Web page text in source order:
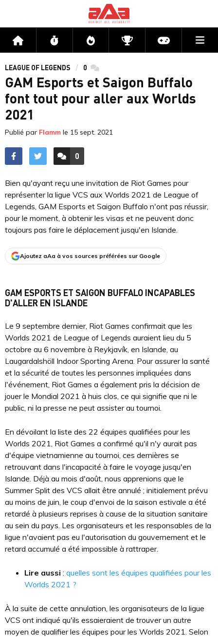
Accueil Flux Directs CompétitionsActu jeux
LEAGUE OF LEGENDS 0 commentaires
GAM Esports et Saigon Buffalo
font tout pour aller aux Worlds
2021
Publié par Flamm le 15 sept. 2021
ACCÉDER AUX
0
COMMENTAIRES
Bien qu'ayant reçu une invitation de Riot Games pour
représenter la ligue VCS aux Worlds 2021 de League of
Legends, GAM Esports et Saigon Buffalo n'ont pas réussir,
pour le moment, à obtenir les visas et ne peuvent donc
toujours pas faire le déplacement jusqu'en Islande.
Ajoutez aAa à vos sources préférées sur Google
GAM ESPORTS ET SAIGON BUFFALO INCAPABLES
D'ALLER EN ISLANDE
Le 9 septembre dernier, Riot Games confirmait que les
Worlds 2021 de League of Legends auraient lieu du 5
octobre au 6 novembre à Reykjavík, en Islande, au
Laugardalshöll Indoor Sporting Arena. Pour assurer la santé
et la sécurité de toutes les personnes impliquées dans
l'événement, Riot Games a également pris la décision de
jouer le Mondial 2021 à huis clos, ce qui signifie que ni le
public, ni la presse ne peut assister au tournoi.
En dévoilant la liste des 22 équipes qualifiées pour les
Worlds 2021, Riot Games a confirmé qu'il n'y aurait pas
d'équipe vietnamienne au tournoi, ces dernières se
retrouvant dans l'incapacité à faire le voyage jusqu'en
Islande. Déjà au mois d'août, nous apprenions que le
Summer Split des VCS allait être annulé ; initialement prévu
au moins de juin, le coup d'envoi de la saison estivale a été
retardé à plusieurs reprises à cause de la situation sanitaire
au sein du pays. Les organisateurs et les responsables de la
ligue n'avaient pas eu l'autorisation du gouvernement et le
retard accumulé a été impossible à rattraper.
Lire aussi : quelles sont les équipes qualifiées pour les
Worlds 2021 ?
À la suite de cette annulation, les organisateurs de la ligue
VCS ont indiqué qu'ils essaieraient de trouver un autre
moyen de qualifier les équipes pour les Worlds 2021. Selon